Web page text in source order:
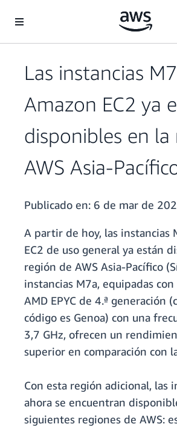
Las instancias
Amazon EC2 ya
disponibles en la
AWS Asia-
Publicado en: 6 de mar de
A partir de hoy, las instancias
EC2 de uso general ya están
región de AWS Asia-Pacífico
instancias M7a, equipadas
AMD EPYC de 4.ª generación
código es Genoa) con una
3,7 GHz, ofrecen un
superior en comparación con
Con esta región adicional, las
ahora se encuentran
siguientes regiones de AWS: